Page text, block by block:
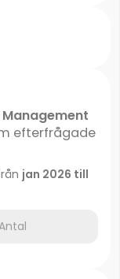
Management
efterfrågade
jan 2026 till